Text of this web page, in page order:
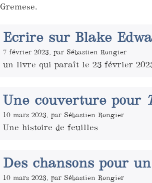
Gremese.
Ecrire sur Blake
7 février 2023, par Sébastien Rongier
un livre qui paraît le 23 février
Une couverture pour
10 mars 2023, par Sébastien Rongier
Une histoire de feuilles
Des chansons pour
10 mars 2023, par Sébastien Rongier